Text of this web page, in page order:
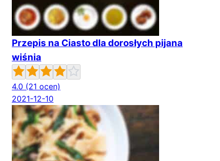
Przepis na Ciasto dla dorosłych pijana
wiśnia
4.0 (21 ocen)
2021-12-10